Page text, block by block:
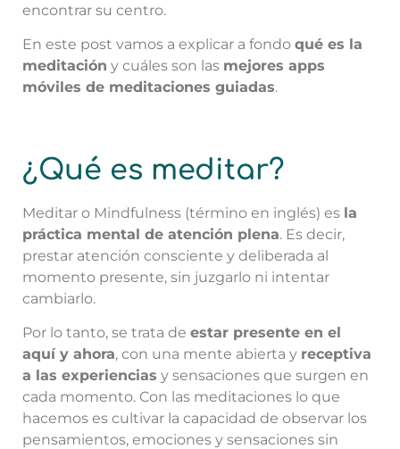
encontrar su centro.
En este post vamos a explicar a fondo qué es la
meditación y cuáles son las mejores apps
móviles de meditaciones guiadas.
¿Qué es meditar?
Meditar o Mindfulness (término en inglés) es la
práctica mental de atención plena. Es decir,
prestar atención consciente y deliberada al
momento presente, sin juzgarlo ni intentar
cambiarlo.
Por lo tanto, se trata de estar presente en el
aquí y ahora, con una mente abierta y receptiva
a las experiencias y sensaciones que surgen en
cada momento. Con las meditaciones lo que
hacemos es cultivar la capacidad de observar los
pensamientos, emociones y sensaciones sin